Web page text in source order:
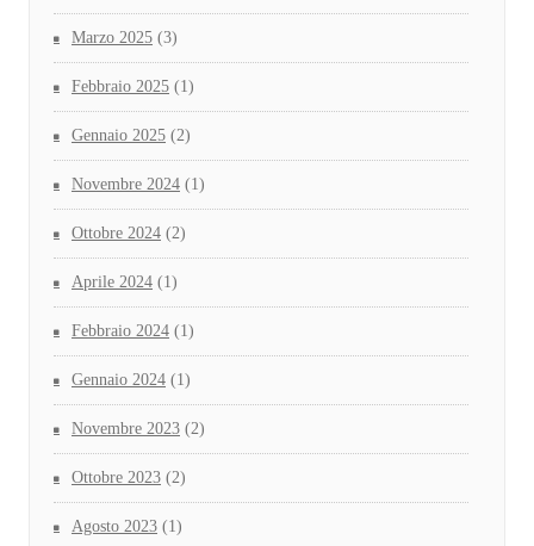
Marzo 2025 (3)
Febbraio 2025 (1)
Gennaio 2025 (2)
Novembre 2024 (1)
Ottobre 2024 (2)
Aprile 2024 (1)
Febbraio 2024 (1)
Gennaio 2024 (1)
Novembre 2023 (2)
Ottobre 2023 (2)
Agosto 2023 (1)